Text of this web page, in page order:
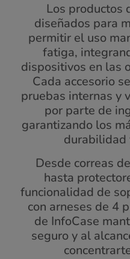
Los productos
diseñados para
permitir el uso
fatiga,
dispositivos en las
Cada accesorio
pruebas internas y
por parte de
garantizando los
durabilidad
Desde correas
hasta
funcionalidad de
con arneses de 4
de InfoCase
seguro y al